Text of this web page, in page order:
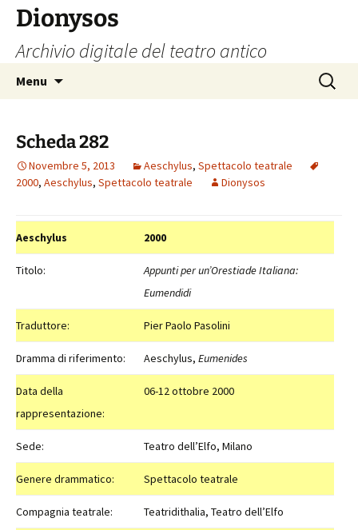
contenuto
Dionysos
Archivio digitale del teatro antico
Menu
Ricerca
per:
Scheda 282
Novembre 5, 2013 Aeschylus, Spettacolo teatrale
2000, Aeschylus, Spettacolo teatrale Dionysos
Aeschylus 2000
Titolo:
Appunti per un’Orestiade Italiana:
Eumendidi
Traduttore: Pier Paolo Pasolini
Dramma di riferimento: Aeschylus, Eumenides
Data della
rappresentazione:
06-12 ottobre 2000
Sede: Teatro dell’Elfo, Milano
Genere drammatico: Spettacolo teatrale
Compagnia teatrale: Teatridithalia, Teatro dell’Elfo